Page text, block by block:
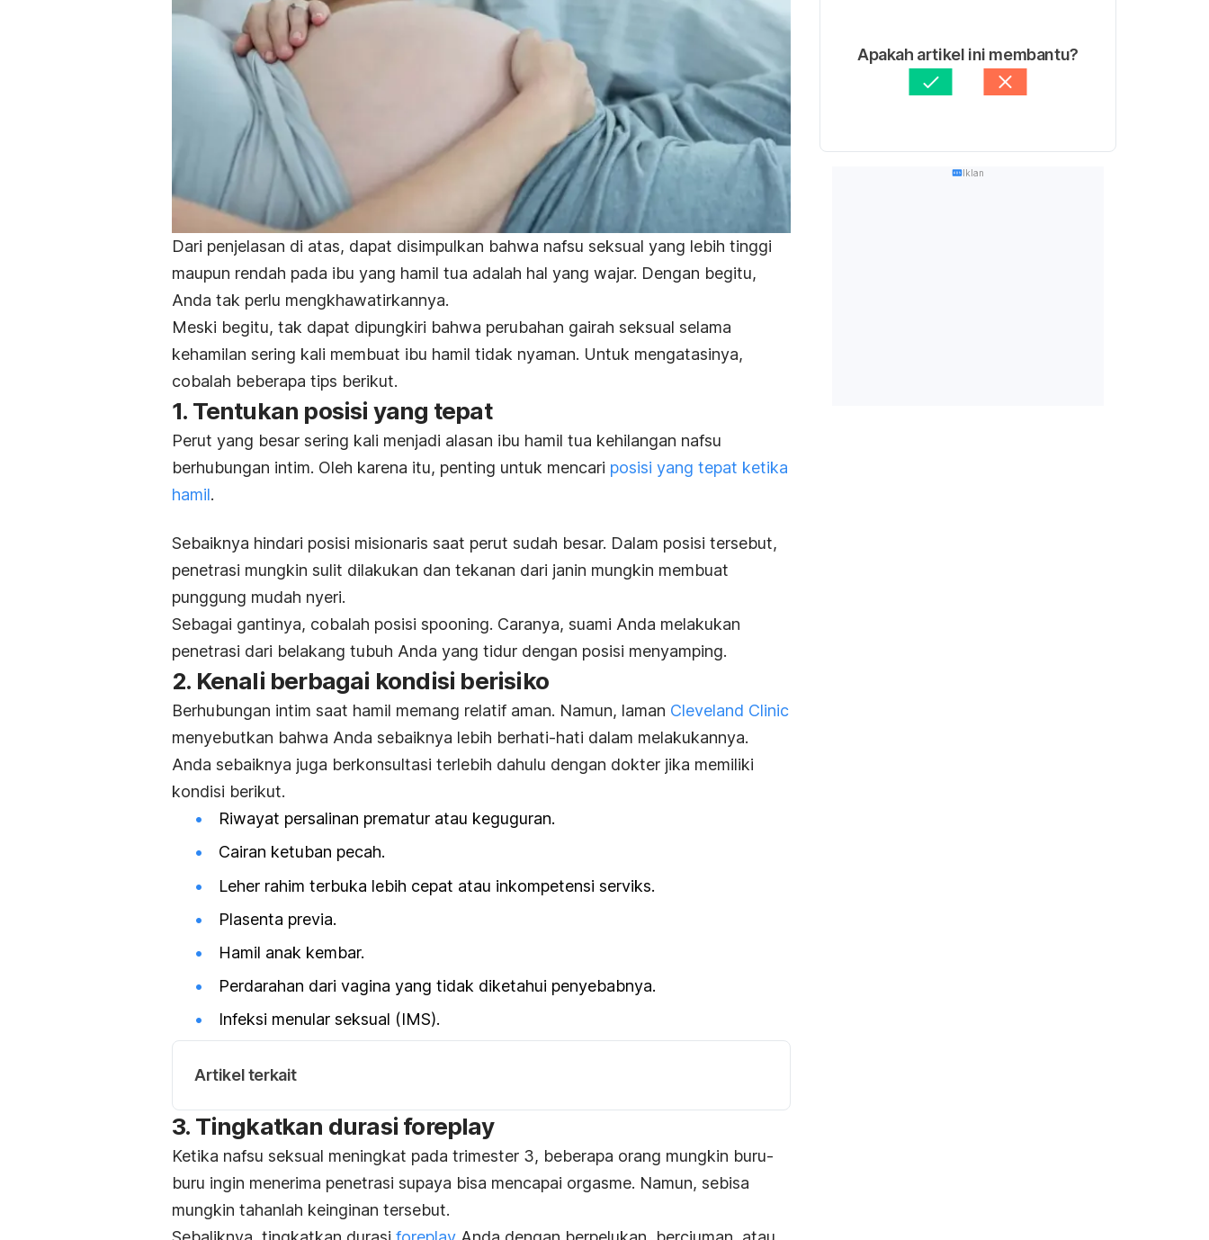
Dari penjelasan di atas, dapat disimpulkan bahwa nafsu seksual yang lebih tinggi
maupun rendah pada ibu yang hamil tua adalah hal yang wajar. Dengan begitu,
Anda tak perlu mengkhawatirkannya.
Meski begitu, tak dapat dipungkiri bahwa perubahan gairah seksual selama
kehamilan sering kali membuat ibu hamil tidak nyaman. Untuk mengatasinya,
cobalah beberapa tips berikut.
1. Tentukan posisi yang tepat
Perut yang besar sering kali menjadi alasan ibu hamil tua kehilangan nafsu
berhubungan intim. Oleh karena itu, penting untuk mencari posisi yang tepat ketika
hamil.
Sebaiknya hindari posisi misionaris saat perut sudah besar. Dalam posisi tersebut,
penetrasi mungkin sulit dilakukan dan tekanan dari janin mungkin membuat
punggung mudah nyeri.
Sebagai gantinya, cobalah posisi spooning. Caranya, suami Anda melakukan
penetrasi dari belakang tubuh Anda yang tidur dengan posisi menyamping.
2. Kenali berbagai kondisi berisiko
Berhubungan intim saat hamil memang relatif aman. Namun, laman Cleveland Clinic
menyebutkan bahwa Anda sebaiknya lebih berhati-hati dalam melakukannya.
Anda sebaiknya juga berkonsultasi terlebih dahulu dengan dokter jika memiliki
kondisi berikut.
Riwayat persalinan prematur atau keguguran.
Cairan ketuban pecah.
Leher rahim terbuka lebih cepat atau inkompetensi serviks.
Plasenta previa.
Hamil anak kembar.
Perdarahan dari vagina yang tidak diketahui penyebabnya.
Infeksi menular seksual (IMS).
Artikel terkait
3. Tingkatkan durasi foreplay
Ketika nafsu seksual meningkat pada trimester 3, beberapa orang mungkin buru-
buru ingin menerima penetrasi supaya bisa mencapai orgasme. Namun, sebisa
mungkin tahanlah keinginan tersebut.
Apakah artikel ini membantu?
Iklan